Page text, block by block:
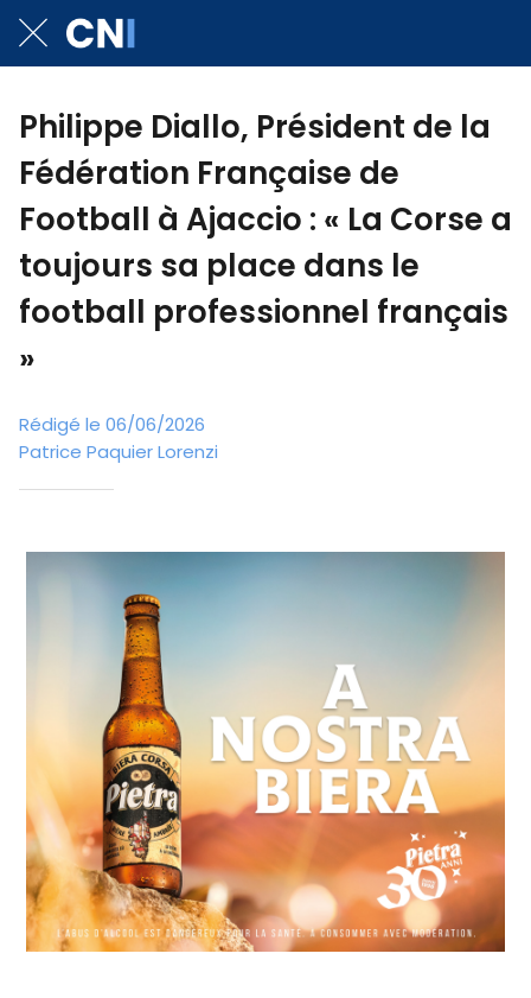
​Philippe Diallo, Président de la
Fédération Française de
Football à Ajaccio : « La Corse a
toujours sa place dans le
football professionnel français
»
Rédigé le 06/06/2026
Patrice Paquier Lorenzi